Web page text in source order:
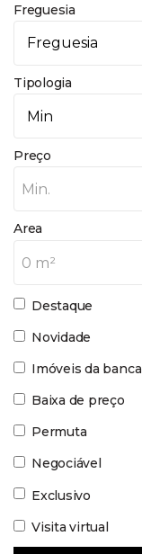
Freguesia
Tipologia
Preço
Min.
Area
0 m²
Destaque
Novidade
Imóveis da banca
Baixa de preço
Permuta
Negociável
Exclusivo
Visita virtual